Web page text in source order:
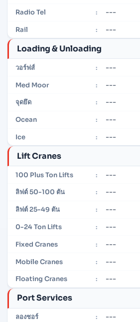
Radio Tel : ---
Rail : ---
Loading & Unloading
วอร์ฟส์ : ---
Med Moor : ---
จุดยึด : ---
Ocean : ---
Ice : ---
Lift Cranes
100 Plus Ton Lifts : ---
ลิฟต์ 50-100 ตัน : ---
ลิฟต์ 25-49 ตัน : ---
0-24 Ton Lifts : ---
Fixed Cranes : ---
Mobile Cranes : ---
Floating Cranes : ---
Port Services
ลองชอร์ : ---